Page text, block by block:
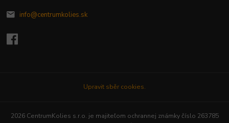
info@centrumkolies.sk
Upravit sběr cookies.
2026 CentrumKolies s.r.o. je majiteľom ochrannej známky číslo 263785